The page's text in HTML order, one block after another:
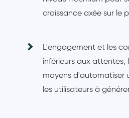
croissance axée sur le
L'engagement et les
inférieurs aux
moyens d'automatiser
les utilisateurs à